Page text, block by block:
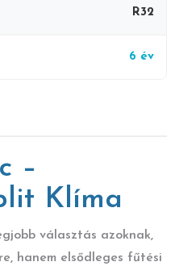
R32
6 év
–
Klíma
választás azoknak,
hanem elsődleges fűtési